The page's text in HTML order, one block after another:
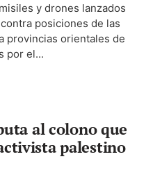
y drones lanzados
posiciones de las
provincias orientales de
por el...
al colono que
palestino